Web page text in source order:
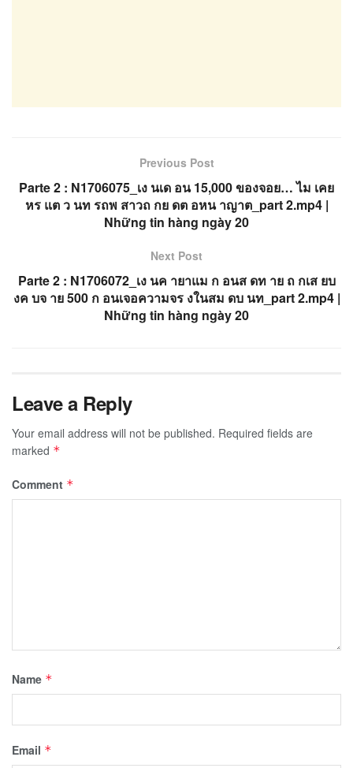
Previous Post
Parte 2 : N1706075_เง นเด อน 15,000 ของจอย… ไม เคย
หร แต ว นท รถพ สาวถ กย ดต อหน าญาต_part 2.mp4 |
Những tin hàng ngày 20
Next Post
Parte 2 : N1706072_เง นค ายาแม ก อนส ดท าย ถ กเส ยบ
งค บจ าย 500 ก อนเจอความจร งในสม ดบ นท_part 2.mp4 |
Những tin hàng ngày 20
Leave a Reply
Your email address will not be published. Required fields are
marked *
Comment *
Name *
Email *